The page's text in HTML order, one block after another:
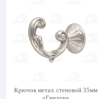
Крючок метал. стеновой 35мм